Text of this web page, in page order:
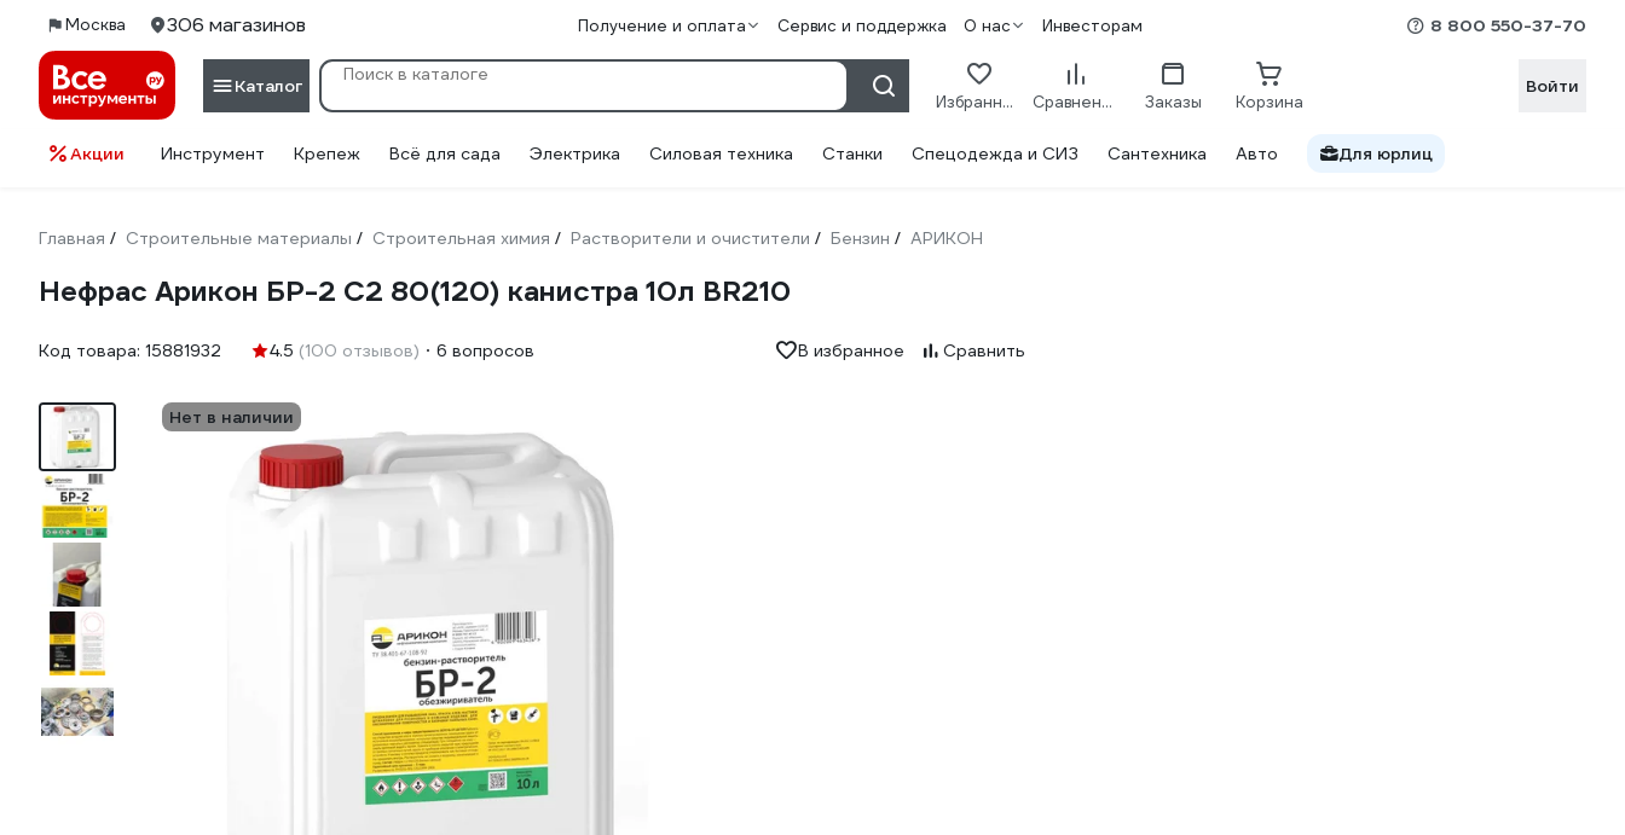
Москва 306 магазинов Получение и оплата Сервис и поддержка О нас Инвесторам 8 800 550-37-70
Каталог
Избранное Сравнение Заказы Корзина
Войти
Акции Инструмент Крепеж Всё для сада Электрика Силовая техника Станки Спецодежда и СИЗ Сантехника Авто Для юрлиц
Главная / Строительные материалы / Строительная химия / Растворители и очистители / Бензин / АРИКОН
Нефрас Арикон БР-2 С2 80(120) канистра 10л BR210
Код товара: 15881932 4.5 (100 отзывов) 6 вопросов В избранное Сравнить
Нет в наличии